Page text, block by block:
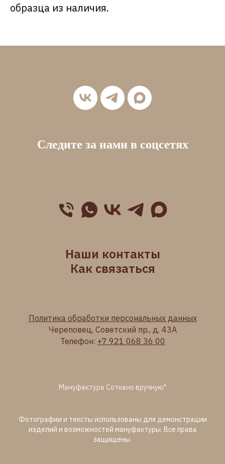
образца из наличия.
Следите за нами в соцсетях
Наши контакты
Как связаться
Политика обработки персональных данных
Череповец, Советский пр., д. 43А
Телефон: +7 921 068 36 00
Мануфактура Соткано вручную"
Фотографии и тексты использованы для демонстрации
изделий и возможностей мануфактуры. Все права
защищены.